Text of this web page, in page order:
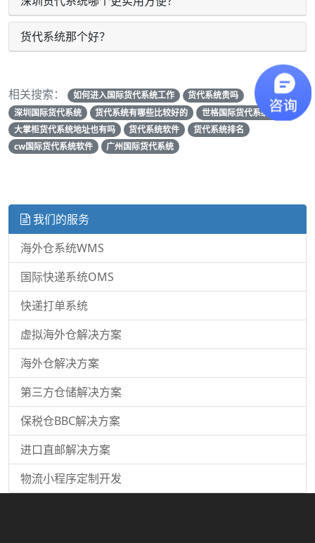
货代系统那个好？
相关搜索： 如何进入国际货代系统工作
货代系统贵吗
深圳国际货代系统
货代系统有哪些比较好的
世格国际货代系统风险
大掌柜货代系统地址也有吗
货代系统软件
货代系统排名
cw国际货代系统软件
广州国际货代系统
我们的服务
海外仓系统WMS
国际快递系统OMS
快递打单系统
虚拟海外仓解决方案
海外仓解决方案
第三方仓储解决方案
保税仓BBC解决方案
进口直邮解决方案
物流小程序定制开发